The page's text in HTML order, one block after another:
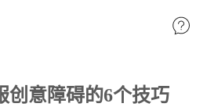
创意障碍的6个技巧